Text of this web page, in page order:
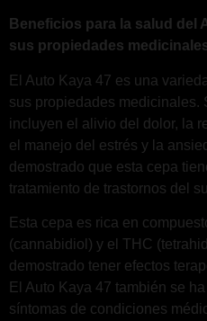
Beneficios para la salud del
sus propiedades
El Auto Kaya 47 es una
sus propiedades medicinales.
incluyen el alivio del dolor, la
el manejo del estrés y la
demostrado que esta cepa
tratamiento de trastornos del
Esta cepa es rica en
(cannabidiol) y el THC
demostrado tener efectos
El Auto Kaya 47 también se
síntomas de condiciones